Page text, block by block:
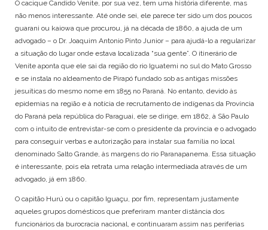
O cacique Candido Venite, por sua vez, tem uma história diferente, mas
não menos interessante. Até onde sei, ele parece ter sido um dos poucos
guarani ou kaiowa que procurou, já na década de 1860, a ajuda de um
advogado – o Dr. Joaquim Antonio Pinto Junior – para ajudá-lo a regularizar
a situação do lugar onde estava localizada “sua gente”. O itinerário de
Venite aponta que ele sai da região do rio Iguatemi no sul do Mato Grosso
e se instala no aldeamento de Pirapó fundado sob as antigas missões
jesuíticas do mesmo nome em 1855 no Paraná. No entanto, devido às
epidemias na região e à notícia de recrutamento de indígenas da Província
do Paraná pela república do Paraguai, ele se dirige, em 1862, à São Paulo
com o intuito de entrevistar-se com o presidente da província e o advogado
para conseguir verbas e autorização para instalar sua família no local
denominado Salto Grande, às margens do rio Paranapanema. Essa situação
é interessante, pois ela retrata uma relação intermediada através de um
advogado, já em 1860.
O capitão Hurú ou o capitão Iguaçu, por fim, representam justamente
aqueles grupos domésticos que preferiram manter distância dos
funcionários da burocracia nacional, e continuaram assim nas periferias